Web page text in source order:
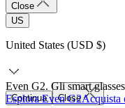
Close
US
United States (USD $)
Continua Close
Even G2. Gli smart
Esplora Even G2Acquista